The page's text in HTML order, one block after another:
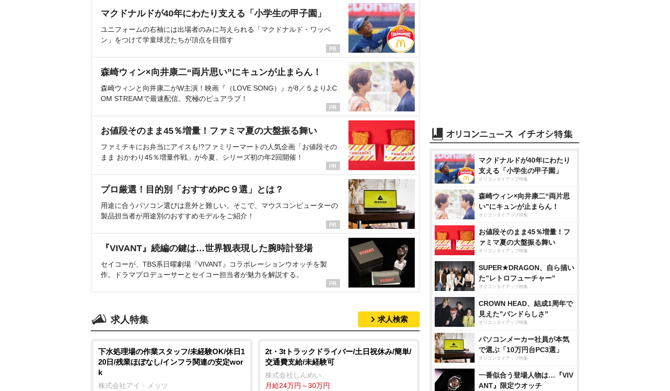
マクドナルドが40年にわたり支える「小学生の甲子園」
ユニフォームの右袖には出場者のみに与えられる「マクドナルド・ワッペ
ン」をつけて学童球児たちが頂点を目指す
森崎ウィン×向井康二“両片思い”にキュンが止まらん！
森崎ウィンと向井康二がW主演！映画『（LOVE SONG）』が8／５よりJ:C
OM STREAMで最速配信。究極のピュアラブ！
お値段そのまま45％増量！ファミマ夏の大盤振る舞い
ファミチキにお弁当にアイスも!?ファミリーマートの人気企画「お値段その
まま おかわり45％増量作戦」が今夏、シリーズ初の年2回開催！
プロ厳選！目的別「おすすめPC９選」とは？
用途に合うパソコン選びは意外と難しい。そこで、マウスコンピューターの
製品担当者が用途別のおすすめモデルをご紹介！
『VIVANT』続編の鍵は…世界観表現した腕時計登場
セイコーが、TBS系日曜劇場『VIVANT』コラボレーションウオッチを製
作。ドラマプロデューサーとセイコー担当者が魅力を解説する。
求人特集 求人検索
下水処理場の作業スタッフ/未経験OK/休日1
20日/残業ほぼなし/インフラ関連の安定wor
k
株式会社アイ・メッツ
2t・3tトラックドライバー/土日祝休み/簡単/
交通費支給/未経験可
株式会社しんめい
月給24万円～30万円
マクドナルドが40年にわたり
支える「小学生の甲子園」
オリコンタイアップ特集
森崎ウィン×向井康二“両片思
い”にキュンが止まらん！
オリコンタイアップ特集
お値段そのまま45％増量！フ
ァミマ夏の大盤振る舞い
オリコンタイアップ特集
SUPER★DRAGON、自ら描い
た”レトロフューチャー”
オリコンタイアップ特集
CROWN HEAD、結成1周年で
見えた”バンドらしさ”
オリコンタイアップ特集
パソコンメーカー社員が本気
で選ぶ「10万円台PC3選」
オリコンタイアップ特集
一番似合う登場人物は…『VIV
ANT』限定ウオッチ